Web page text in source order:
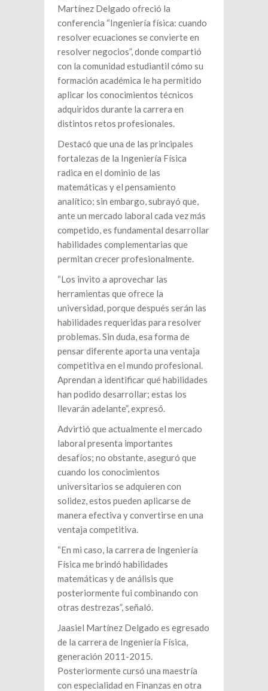
Martínez Delgado ofreció la
conferencia “Ingeniería física: cuando
resolver ecuaciones se convierte en
resolver negocios”, donde compartió
con la comunidad estudiantil cómo su
formación académica le ha permitido
aplicar los conocimientos técnicos
adquiridos durante la carrera en
distintos retos profesionales.
Destacó que una de las principales
fortalezas de la Ingeniería Física
radica en el dominio de las
matemáticas y el pensamiento
analítico; sin embargo, subrayó que,
ante un mercado laboral cada vez más
competido, es fundamental desarrollar
habilidades complementarias que
permitan crecer profesionalmente.
“Los invito a aprovechar las
herramientas que ofrece la
universidad, porque después serán las
habilidades requeridas para resolver
problemas. Sin duda, esa forma de
pensar diferente aporta una ventaja
competitiva en el mundo profesional.
Aprendan a identificar qué habilidades
han podido desarrollar; estas los
llevarán adelante”, expresó.
Advirtió que actualmente el mercado
laboral presenta importantes
desafíos; no obstante, aseguró que
cuando los conocimientos
universitarios se adquieren con
solidez, estos pueden aplicarse de
manera efectiva y convertirse en una
ventaja competitiva.
“En mi caso, la carrera de Ingeniería
Física me brindó habilidades
matemáticas y de análisis que
posteriormente fui combinando con
otras destrezas”, señaló.
Jaasiel Martínez Delgado es egresado
de la carrera de Ingeniería Física,
generación 2011-2015.
Posteriormente cursó una maestría
con especialidad en Finanzas en otra